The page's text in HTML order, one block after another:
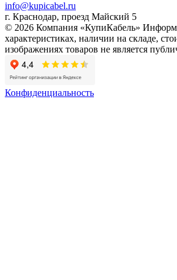
info@kupicabel.ru
г. Краснодар, проезд Майский 5
© 2026 Компания «КупиКабель»
характеристиках, наличии на складе,
изображениях товаров не является
Конфиденциальность